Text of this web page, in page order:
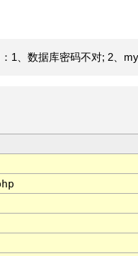
1、数据库密码不对; 2、